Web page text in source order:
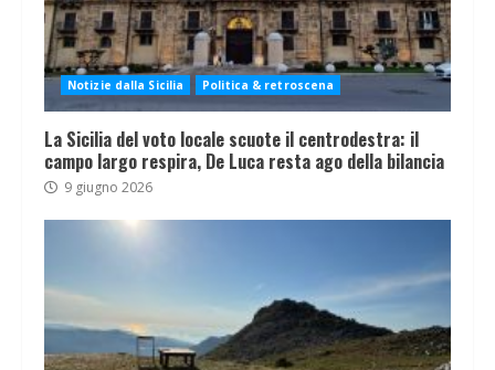
Notizie dalla Sicilia Politica & retroscena
La Sicilia del voto locale scuote il centrodestra: il
campo largo respira, De Luca resta ago della bilancia
9 giugno 2026